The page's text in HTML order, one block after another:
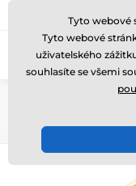
Zavolejte nám (Po-Pá 8-17)
Tyto webové
Tyto webové
uživatelského
souhlasíte se všemi